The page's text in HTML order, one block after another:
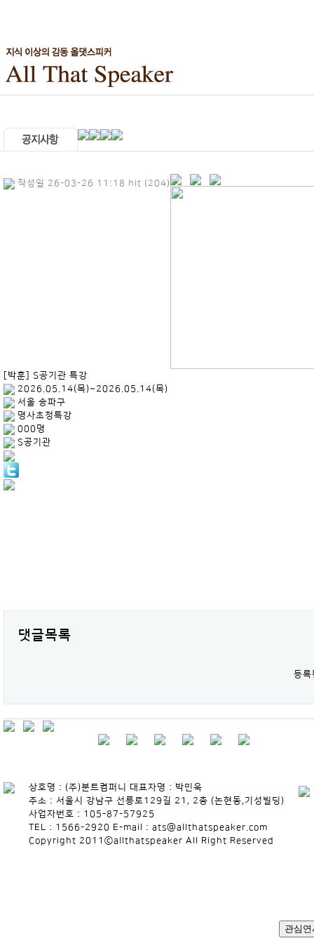
작성일 26-03-26 11:18 hit (204)
[박훈] S공기관 특강
2026.05.14(목)~2026.05.14(목)
서울 송파구
명사초청특강
000명
S공기관
댓글목록
등록
상호명 : (주)분트컴퍼니 대표자명 : 박민욱
주소 : 서울시 강남구 선릉로129길 21, 2층 (논현동,기성빌딩)
사업자번호 : 105-87-57925
TEL : 1566-2920 E-mail : ats@allthatspeaker.com
Copyright 2011ⓒallthatspeaker All Right Reserved
관심